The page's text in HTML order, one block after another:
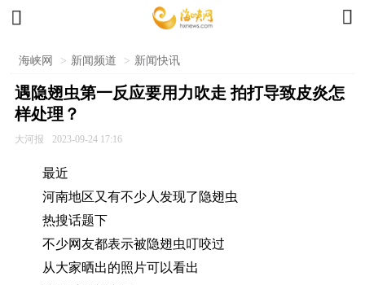
 
海峡网 > 新闻频道 > 新闻快讯
遇隐翅虫第一反应要用力吹走 拍打导致皮炎怎
样处理？
大河报 2023-09-24 17:16
最近
河南地区又有不少人发现了隐翅虫
热搜话题下
不少网友都表示被隐翅虫叮咬过
从大家晒出的照片可以看出